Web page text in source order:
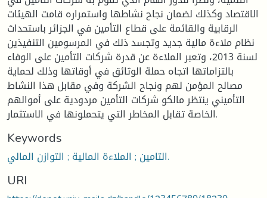
الاقتصاد وكذلك لضمان نجاح نشاطها واستمراره قامت الهيئات
الرقابية والقائمة على قطاع التأمين في الجزائر باستحداث
نظام ملاءة مالية جديد وتجسد ذلك في المرسومين التنفيذين
لسنة 2013، وتعبر الملاءة عن قدرة شركات التأمين على الوفاء
بالتزاماتها اتجاه حملة الوثائق في أوقاتها وذلك لحماية
مصالح المؤمن لهم ونجاح الشركة وفي مقابل هذا النشاط
التأميني ينتظر مالكو شركات التأمين مردودية على أموالهم
الخاصة تقابل المخاطر التي يتحملونها في الاستثمار.
Keywords
التامين ; الملاءة المالية ; التوازن المالي.
URI